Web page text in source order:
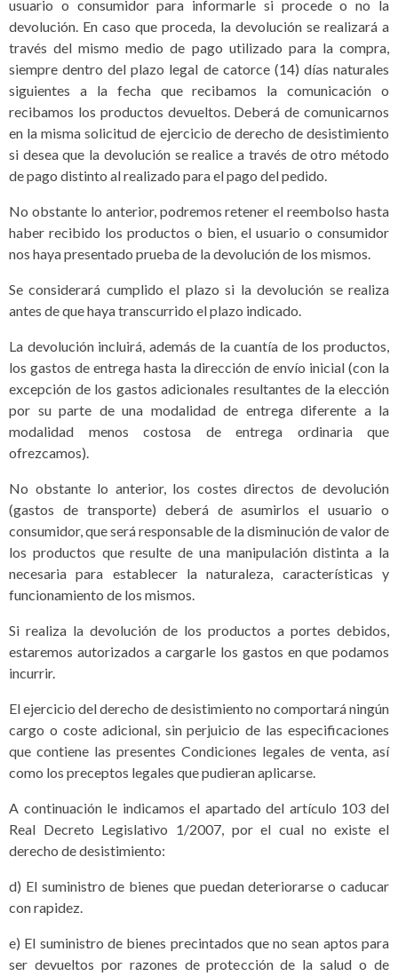
usuario o consumidor para informarle si procede o no la
devolución. En caso que proceda, la devolución se realizará a
través del mismo medio de pago utilizado para la compra,
siempre dentro del plazo legal de catorce (14) días naturales
siguientes a la fecha que recibamos la comunicación o
recibamos los productos devueltos. Deberá de comunicarnos
en la misma solicitud de ejercicio de derecho de desistimiento
si desea que la devolución se realice a través de otro método
de pago distinto al realizado para el pago del pedido.
No obstante lo anterior, podremos retener el reembolso hasta
haber recibido los productos o bien, el usuario o consumidor
nos haya presentado prueba de la devolución de los mismos.
Se considerará cumplido el plazo si la devolución se realiza
antes de que haya transcurrido el plazo indicado.
La devolución incluirá, además de la cuantía de los productos,
los gastos de entrega hasta la dirección de envío inicial (con la
excepción de los gastos adicionales resultantes de la elección
por su parte de una modalidad de entrega diferente a la
modalidad menos costosa de entrega ordinaria que
ofrezcamos).
No obstante lo anterior, los costes directos de devolución
(gastos de transporte) deberá de asumirlos el usuario o
consumidor, que será responsable de la disminución de valor de
los productos que resulte de una manipulación distinta a la
necesaria para establecer la naturaleza, características y
funcionamiento de los mismos.
Si realiza la devolución de los productos a portes debidos,
estaremos autorizados a cargarle los gastos en que podamos
incurrir.
El ejercicio del derecho de desistimiento no comportará ningún
cargo o coste adicional, sin perjuicio de las especificaciones
que contiene las presentes Condiciones legales de venta, así
como los preceptos legales que pudieran aplicarse.
A continuación le indicamos el apartado del artículo 103 del
Real Decreto Legislativo 1/2007, por el cual no existe el
derecho de desistimiento:
d) El suministro de bienes que puedan deteriorarse o caducar
con rapidez.
e) El suministro de bienes precintados que no sean aptos para
ser devueltos por razones de protección de la salud o de